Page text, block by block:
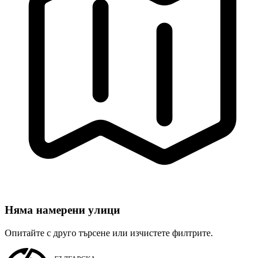
Няма намерени улици
Опитайте с друго търсене или изчистете филтрите.